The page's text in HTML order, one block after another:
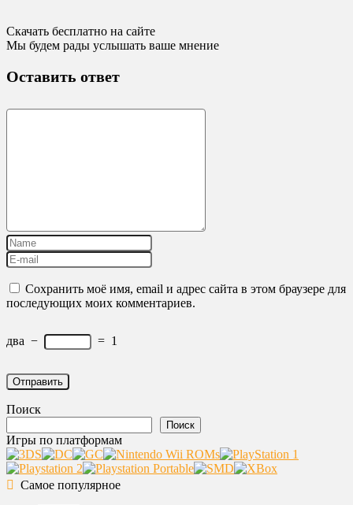
Скачать бесплатно на сайте
Мы будем рады услышать ваше мнение
Оставить ответ
Сохранить моё имя, email и адрес сайта в этом браузере для
последующих моих комментариев.
два − = 1
Поиск
Поиск
Игры по платформам
Самое популярное